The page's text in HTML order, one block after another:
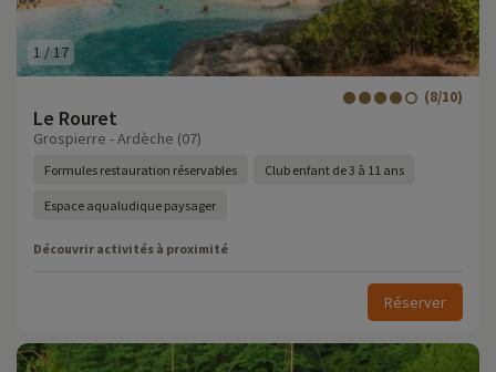
1 /17
Le Rouret
(8/10)
Grospierre - Ardèche (07)
Formules restauration réservables Club enfant de 3 à 11 ans
Espace aqualudique paysager
Découvrir activités à proximité
Réserver